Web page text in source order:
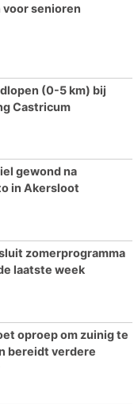
senioren
(0-5 km) bij
Castricum
gewond na
in Akersloot
zomerprogramma
laatste week
oproep om zuinig te
bereidt verdere